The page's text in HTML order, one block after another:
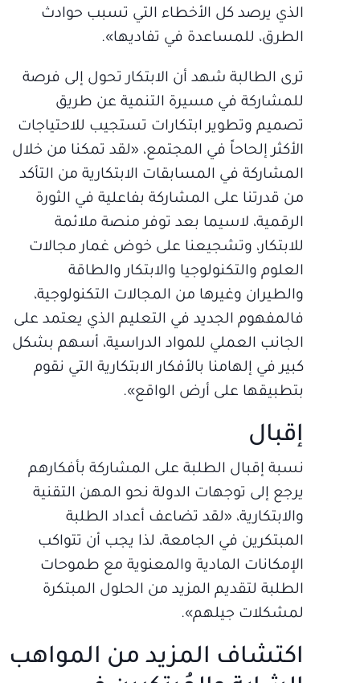
الذي يرصد كل الأخطاء التي تسبب حوادث
الطرق، للمساعدة في تفاديها».
ترى الطالبة شهد أن الابتكار تحول إلى فرصة
للمشاركة في مسيرة التنمية عن طريق
تصميم وتطوير ابتكارات تستجيب للاحتياجات
الأكثر إلحاحاً في المجتمع، «لقد تمكنا من خلال
المشاركة في المسابقات الابتكارية من التأكد
من قدرتنا على المشاركة بفاعلية في الثورة
الرقمية، لاسيما بعد توفر منصة ملائمة
للابتكار، وتشجيعنا على خوض غمار مجالات
العلوم والتكنولوجيا والابتكار والطاقة
والطيران وغيرها من المجالات التكنولوجية،
فالمفهوم الجديد في التعليم الذي يعتمد على
الجانب العملي للمواد الدراسية، أسهم بشكل
كبير في إلهامنا بالأفكار الابتكارية التي نقوم
بتطبيقها على أرض الواقع».
إقبال
نسبة إقبال الطلبة على المشاركة بأفكارهم
يرجع إلى توجهات الدولة نحو المهن التقنية
والابتكارية، «لقد تضاعف أعداد الطلبة
المبتكرين في الجامعة، لذا يجب أن تتواكب
الإمكانات المادية والمعنوية مع طموحات
الطلبة لتقديم المزيد من الحلول المبتكرة
لمشكلات جيلهم».
اكتشاف المزيد من المواهب